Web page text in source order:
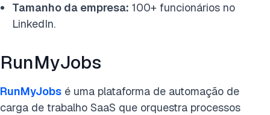
Tamanho da empresa: 100+ funcionários no
LinkedIn.
RunMyJobs
RunMyJobs é uma plataforma de automação de
carga de trabalho SaaS que orquestra processos